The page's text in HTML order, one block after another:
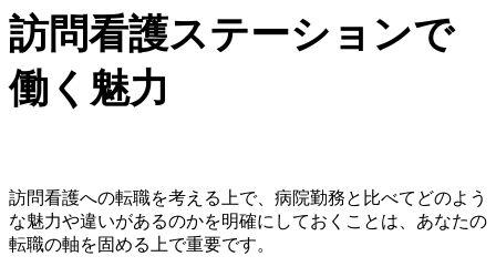
訪問看護ステーションで
働く魅力
訪問看護への転職を考える上で、病院勤務と比べてどのよう
な魅力や違いがあるのかを明確にしておくことは、あなたの
転職の軸を固める上で重要です。